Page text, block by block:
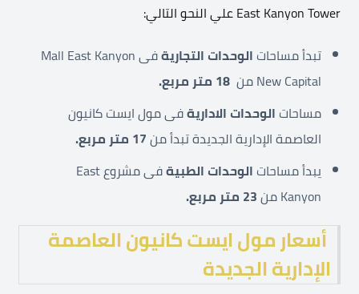
East Kanyon Tower علي النحو التالي:
تبدأ مساحات الوحدات التجارية
فى Mall East Kanyon
New Capital من
مساحات الوحدات الاداريةفى مول ايست كانيون
العاصمة الإدارية الجديدة تبدأ من17 متر مربع.
يبدأ مساحات الوحدات الطبية
فى مشروع East
Kanyon من
23 متر مربع.
أسعار مول ايست كانيون العاصمة
الإدارية الجديدة